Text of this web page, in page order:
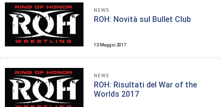
NEWS
ROH: Novità sul Bullet Club
13 Maggio 2017
NEWS
ROH: Risultati del War of the
Worlds 2017